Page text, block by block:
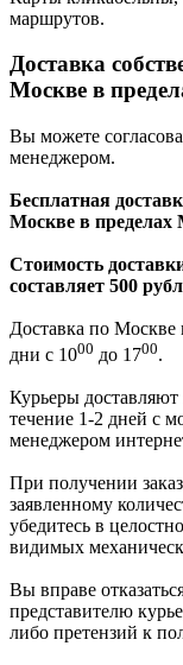
маршрутов.
Доставка
Москве в
Вы можете
менеджером.
Бесплатная
Москве в
Стоимость
составляет 500
Доставка по
дни с 1000 до 1700.
Курьеры доставляют
течение 1-2 дней с
менеджером
При получении
заявленному
убедитесь в
видимых
Вы вправе
представителю
либо претензий к